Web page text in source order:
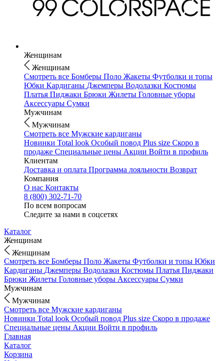
Женщинам
Женщинам
Смотреть все Бомберы Поло Жакеты Футболки и топы
Юбки Кардиганы Джемперы Водолазки Костюмы
Платья Пиджаки Брюки Жилеты Головные уборы
Аксессуары Сумки
Мужчинам
Мужчинам
Смотреть все Мужские кардиганы
Новинки Total look Особый повод Plus size Скоро в
продаже Специальные цены Акции Войти в профиль
Клиентам
Доставка и оплата Программа лояльности Возврат
Компания
О нас Контакты
8 (800) 302-71-70
По всем вопросам
Следите за нами в соцсетях
Каталог
Женщинам
Женщинам
Смотреть все Бомберы Поло Жакеты Футболки и топы Юбки
Кардиганы Джемперы Водолазки Костюмы Платья Пиджаки
Брюки Жилеты Головные уборы Аксессуары Сумки
Мужчинам
Мужчинам
Смотреть все Мужские кардиганы
Новинки Total look Особый повод Plus size Скоро в продаже
Специальные цены Акции Войти в профиль
Главная
Каталог
Корзина